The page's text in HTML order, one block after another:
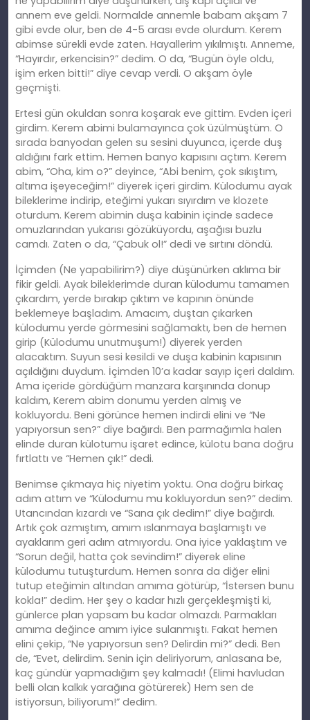
annem eve geldi. Normalde annemle babam akşam 7
gibi evde olur, ben de 4-5 arası evde olurdum. Kerem
abimse sürekli evde zaten. Hayallerim yıkılmıştı. Anneme,
“Hayırdır, erkencisin?” dedim. O da, “Bugün öyle oldu,
işim erken bitti!” diye cevap verdi. O akşam öyle
geçmişti.
Ertesi gün okuldan sonra koşarak eve gittim. Evden içeri
girdim. Kerem abimi bulamayınca çok üzülmüştüm. O
sırada banyodan gelen su sesini duyunca, içerde duş
aldığını fark ettim. Hemen banyo kapısını açtım. Kerem
abim, “Oha, kim o?” deyince, “Abi benim, çok sıkıştım,
altıma işeyeceğim!” diyerek içeri girdim. Külodumu ayak
bileklerime indirip, eteğimi yukarı sıyırdım ve klozete
oturdum. Kerem abimin duşa kabinin içinde sadece
omuzlarından yukarısı gözüküyordu, aşağısı buzlu
camdı. Zaten o da, “Çabuk ol!” dedi ve sırtını döndü.
İçimden (Ne yapabilirim?) diye düşünürken aklıma bir
fikir geldi. Ayak bileklerimde duran külodumu tamamen
çıkardım, yerde bırakıp çıktım ve kapının önünde
beklemeye başladım. Amacım, duştan çıkarken
külodumu yerde görmesini sağlamaktı, ben de hemen
girip (Külodumu unutmuşum!) diyerek yerden
alacaktım. Suyun sesi kesildi ve duşa kabinin kapısının
açıldığını duydum. İçimden 10’a kadar sayıp içeri daldım.
Ama içeride gördüğüm manzara karşınında donup
kaldım, Kerem abim donumu yerden almış ve
kokluyordu. Beni görünce hemen indirdi elini ve “Ne
yapıyorsun sen?” diye bağırdı. Ben parmağımla halen
elinde duran külotumu işaret edince, külotu bana doğru
fırtlattı ve “Hemen çık!” dedi.
Benimse çıkmaya hiç niyetim yoktu. Ona doğru birkaç
adım attım ve “Külodumu mu kokluyordun sen?” dedim.
Utancından kızardı ve “Sana çık dedim!” diye bağırdı.
Artık çok azmıştım, amım ıslanmaya başlamıştı ve
ayaklarım geri adım atmıyordu. Ona iyice yaklaştım ve
“Sorun değil, hatta çok sevindim!” diyerek eline
külodumu tutuşturdum. Hemen sonra da diğer elini
tutup eteğimin altından amıma götürüp, “İstersen bunu
kokla!” dedim. Her şey o kadar hızlı gerçekleşmişti ki,
günlerce plan yapsam bu kadar olmazdı. Parmakları
amıma değince amım iyice sulanmıştı. Fakat hemen
elini çekip, “Ne yapıyorsun sen? Delirdin mi?” dedi. Ben
de, “Evet, delirdim. Senin için deliriyorum, anlasana be,
kaç gündür yapmadığım şey kalmadı! (Elimi havludan
belli olan kalkık yarağına götürerek) Hem sen de
istiyorsun, biliyorum!” dedim.